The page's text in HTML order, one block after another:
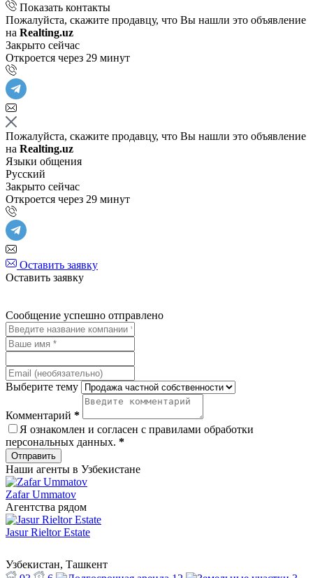
Показать контакты
Пожалуйста, скажите продавцу, что Вы нашли это объявление
на Realting.uz
Закрыто сейчас
Откроется через 29 минут
Пожалуйста, скажите продавцу, что Вы нашли это объявление
на Realting.uz
Языки общения
Русский
Закрыто сейчас
Откроется через 29 минут
Оставить заявку
Оставить заявку
Сообщение успешно отправлено
Выберите тему
Комментарий *
Я ознакомлен и согласен с правилами обработки
персональных данных. *
Отправить
Наши агенты в Узбекистане
Zafar Ummatov
Агентства рядом
Jasur Rieltor Estate
Узбекистан, Ташкент